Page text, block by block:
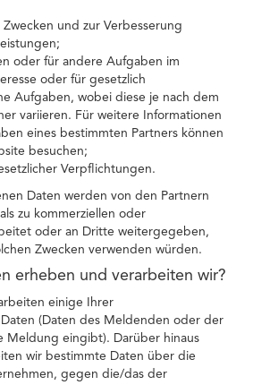
Zwecken und zur Verbesserung
oder für andere Aufgaben im
oder für gesetzlich
Aufgaben, wobei diese je nach dem
variieren. Für weitere Informationen
eines bestimmten Partners können
besuchen;
Verpflichtungen.
Daten werden von den Partnern
zu kommerziellen oder
oder an Dritte weitergegeben,
Zwecken verwenden würden.
erheben und verarbeiten wir?
einige Ihrer
(Daten des Meldenden oder der
Meldung eingibt). Darüber hinaus
wir bestimmte Daten über die
gegen die/das der